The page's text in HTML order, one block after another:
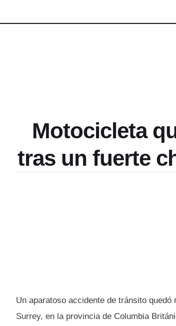
Motocicleta
tras un fuerte
Un aparatoso accidente de tránsito
Surrey, en la provincia de Columbia